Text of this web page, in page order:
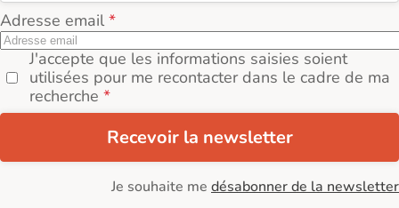
Adresse email
J'accepte que les informations saisies soient
utilisées pour me recontacter dans le cadre de ma
recherche
Recevoir la newsletter
Je souhaite me désabonner de la newsletter